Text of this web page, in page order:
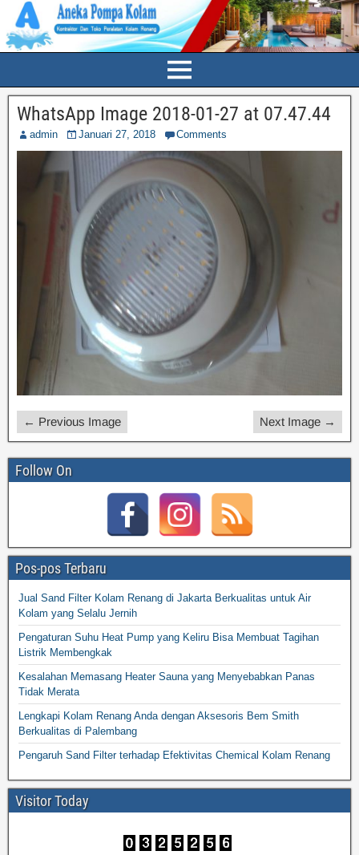
WhatsApp Image 2018-01-27 at 07.47.44
admin Januari 27, 2018 Comments
← Previous Image Next Image →
Follow On
Pos-pos Terbaru
Jual Sand Filter Kolam Renang di Jakarta Berkualitas untuk Air
Kolam yang Selalu Jernih
Pengaturan Suhu Heat Pump yang Keliru Bisa Membuat Tagihan
Listrik Membengkak
Kesalahan Memasang Heater Sauna yang Menyebabkan Panas
Tidak Merata
Lengkapi Kolam Renang Anda dengan Aksesoris Bem Smith
Berkualitas di Palembang
Pengaruh Sand Filter terhadap Efektivitas Chemical Kolam Renang
Visitor Today